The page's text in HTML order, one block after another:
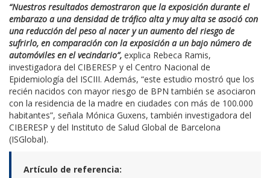
“Nuestros resultados demostraron que la exposición durante el
embarazo a una densidad de tráfico alta y muy alta se asoció con
una reducción del peso al nacer y un aumento del riesgo de
sufrirlo, en comparación con la exposición a un bajo número de
automóviles en el vecindario”, explica Rebeca Ramis,
investigadora del CIBERESP y el Centro Nacional de
Epidemiología del ISCIII. Además, “este estudio mostró que los
recién nacidos con mayor riesgo de BPN también se asociaron
con la residencia de la madre en ciudades con más de 100.000
habitantes”, señala Mónica Guxens, también investigadora del
CIBERESP y del Instituto de Salud Global de Barcelona
(ISGlobal).
Artículo de referencia: